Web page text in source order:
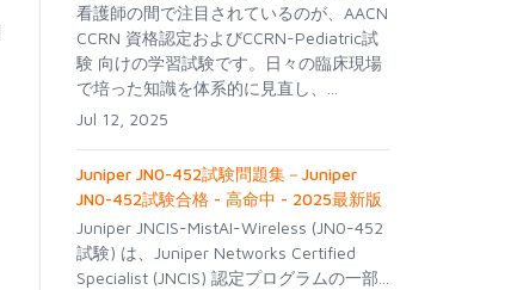
看護師の間で注目されているのが、AACN
CCRN 資格認定およびCCRN-Pediatric試
験 向けの学習試験です。日々の臨床現場
で培った知識を体系的に見直し、...
Jul 12, 2025
Juniper JN0-452試験問題集－Juniper
JN0-452試験合格 - 高命中 - 2025最新版
Juniper JNCIS-MistAI-Wireless (JN0-452
試験) は、Juniper Networks Certified
Specialist (JNCIS) 認定プログラムの一部...